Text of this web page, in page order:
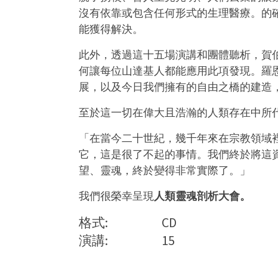
沒有依靠或包含任何形式的生理醫療。
能獲得解決。
此外，透過這十五場演講和團體聽析，
何讓每位山達基人都能應用此項發現。
展，以及今日我們擁有的自由之橋的建造
至於這一切在偉大且浩瀚的人類存在中所
「在當今二十世紀，幾千年來在宗教領
它，這是很了不起的事情。我們終於將
望、靈魂，終於變得非常實際了。」
我們很榮幸呈現人類靈魂剖析大會。
格式:
CD
演講:
15